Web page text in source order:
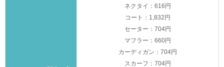
ネクタイ：616円
コート：1,832円
セーター：704円
マフラー：660円
カーディガン：704円
スカーフ：704円